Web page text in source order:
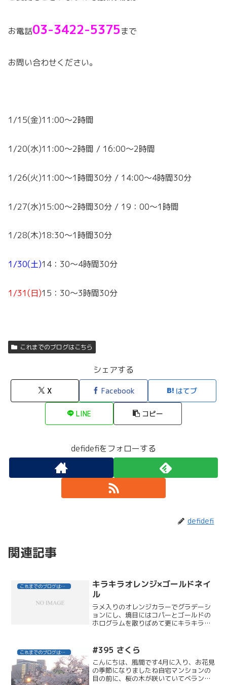
お電話03-3422-5375まで
お問い合わせください。
1/15(金)11:00～2時間
1/20(水)11:00～2時間 / 16:00～2時間
1/26(火)11:00～1時間30分 / 14:00～4時間30分
1/27(水)15:00～2時間30分 / 19：00～1時間
1/28(木)18:30～1時間30分
1/30(土)14：30～4時間30分
1/31(日)15：30～3時間30分
これまでのブログはこちら
シェアする
X Facebook はてブ
LINE コピー
defidefiをフォローする
defidefi
関連記事
これまでのブログはこちら
キラキラオレンジ×ゴールドネイ
ル
ラメ入りのオレンジカラーでグラデーシ
ョンにし、境目にはコパーとゴールドの
ホログラムを散りばめて更にキラキラ感
これまでのブログはこちら #395 さくら
こんにちは、風間です4月に入り、お花見
の季節になりましたね自宅マンションの
目の前に、桜の木が咲いていてベランダ